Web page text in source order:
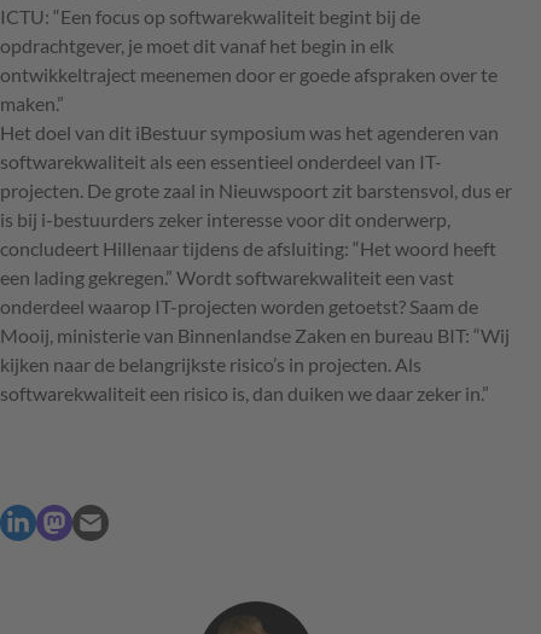
ICTU: “Een focus op softwarekwaliteit begint bij de
opdrachtgever, je moet dit vanaf het begin in elk
ontwikkeltraject meenemen door er goede afspraken over te
maken.”
Het doel van dit iBestuur symposium was het agenderen van
softwarekwaliteit als een essentieel onderdeel van IT-
projecten. De grote zaal in Nieuwspoort zit barstensvol, dus er
is bij i-bestuurders zeker interesse voor dit onderwerp,
concludeert Hillenaar tijdens de afsluiting: “Het woord heeft
een lading gekregen.” Wordt softwarekwaliteit een vast
onderdeel waarop IT-projecten worden getoetst? Saam de
Mooij, ministerie van Binnenlandse Zaken en bureau BIT: “Wij
kijken naar de belangrijkste risico’s in projecten. Als
softwarekwaliteit een risico is, dan duiken we daar zeker in.”